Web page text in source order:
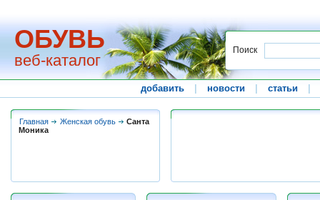
ОБУВЬ
веб-каталог
Поиск
добавить новости статьи
Главная Женская обувь
Санта
Моника